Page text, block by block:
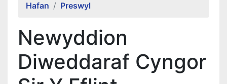
Hafan Preswyl
Newyddion
Diweddaraf Cyngor